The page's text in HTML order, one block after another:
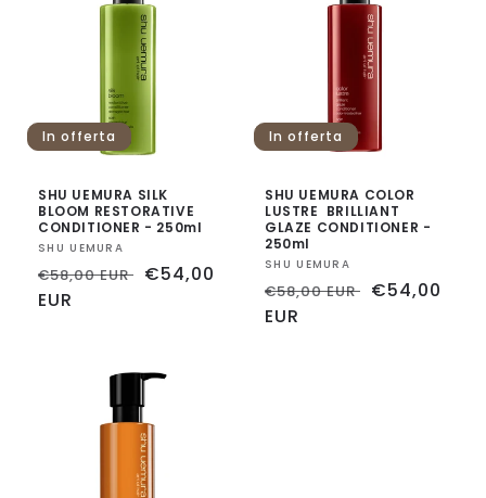
In offerta
SHU UEMURA SILK
BLOOM RESTORATIVE
CONDITIONER - 250ml
Fornitore:
SHU UEMURA
Prezzo
di
€58,00 EUR Prezzo
€54,00
EUR
In offerta
SHU UEMURA COLOR
LUSTRE BRILLIANT
GLAZE CONDITIONER -
250ml
Fornitore:
SHU UEMURA
Prezzo
di
€58,00 EUR Prezzo
€54,00
EUR